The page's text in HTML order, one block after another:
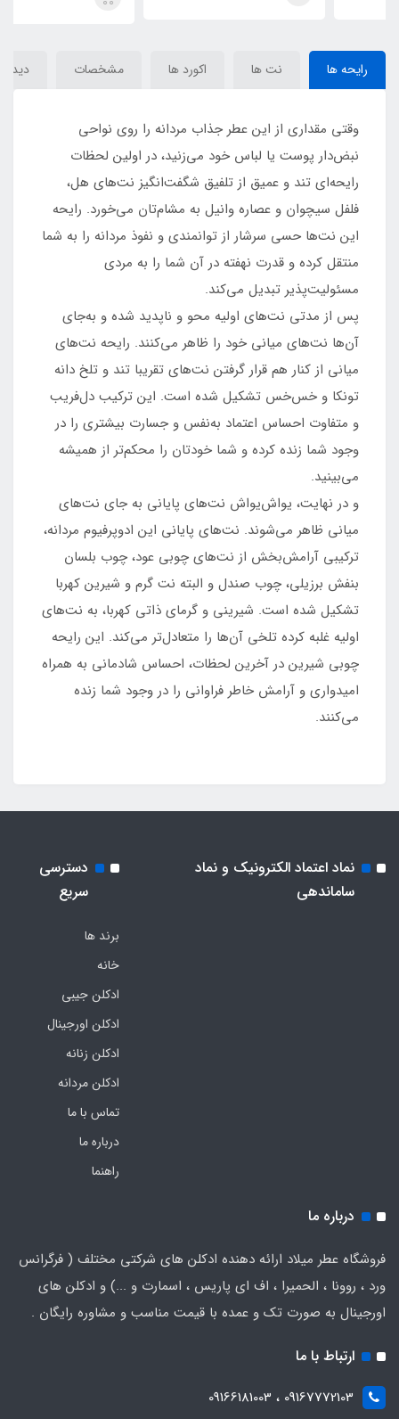
رایحه ها نت ها اکورد ها مشخصات
وقتی مقداری از این عطر جذاب مردانه را روی نواحی
نبض‌دار پوست یا لباس خود می‌زنید، در اولین لحظات
رایحه‌ای تند و عمیق از تلفیق شگفت‌انگیز نت‌های هل،
فلفل سیچوان و عصاره وانیل به مشام‌تان می‌خورد. رایحه
این نت‌ها حسی سرشار از توانمندی و نفوذ مردانه را به شما
منتقل کرده و قدرت نهفته در آن شما را به مردی
مسئولیت‌پذیر تبدیل می‌کند.
پس از مدتی نت‌های اولیه محو و ناپدید شده و به‌جای
آن‌ها نت‌های میانی خود را ظاهر می‌کنند. رایحه نت‌های
میانی از کنار هم قرار گرفتن نت‌های تقریبا تند و تلخ دانه
تونکا و خس‌خس تشکیل شده است. این ترکیب دل‌فریب
و متفاوت احساس اعتماد به‌نفس و جسارت بیشتری را در
وجود شما زنده کرده و شما خودتان را محکم‌تر از همیشه
می‌بینید.
و در نهایت، یوا‌ش‌یواش نت‌های پایانی به جای نت‌های
میانی ظاهر می‌شوند. نت‌های پایانی این ادوپرفیوم مردانه،
ترکیبی آرامش‌بخش از نت‌های چوبی عود، چوب بلسان
بنفش برزیلی، چوب صندل و البته نت گرم و شیرین کهربا
تشکیل شده است. شیرینی و گرمای ذاتی کهربا، به نت‌های
اولیه غلبه کرده تلخی آن‌ها را متعادل‌تر می‌کند. این رایحه
چوبی شیرین در آخرین لحظات، احساس شادمانی به همراه
امیدواری و آرامش خاطر فراوانی را در وجود شما زنده
می‌کنند.
نماد اعتماد الکترونیک و نماد
ساماندهی
دسترسی
سریع
برند ها
خانه
ادکلن جیبی
ادکلن اورجینال
ادکلن زنانه
ادکلن مردانه
تماس با ما
درباره ما
راهنما
درباره ما
فروشگاه عطر میلاد ارائه دهنده ادکلن های شرکتی مختلف ( فرگرانس
ورد ، روونا ، الحمیرا ، اف ای پاریس ، اسمارت و ...) و ادکلن های
اورجینال به صورت تک و عمده با قیمت مناسب و مشاوره رایگان .
ارتباط با ما
09167772103 ، 09166181003